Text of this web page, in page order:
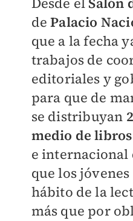
dePalacio
que a la fecha
trabajos de
editoriales y
para que de
se distribuyan
medio de libros
e internacional
que los
hábito de la
más que por